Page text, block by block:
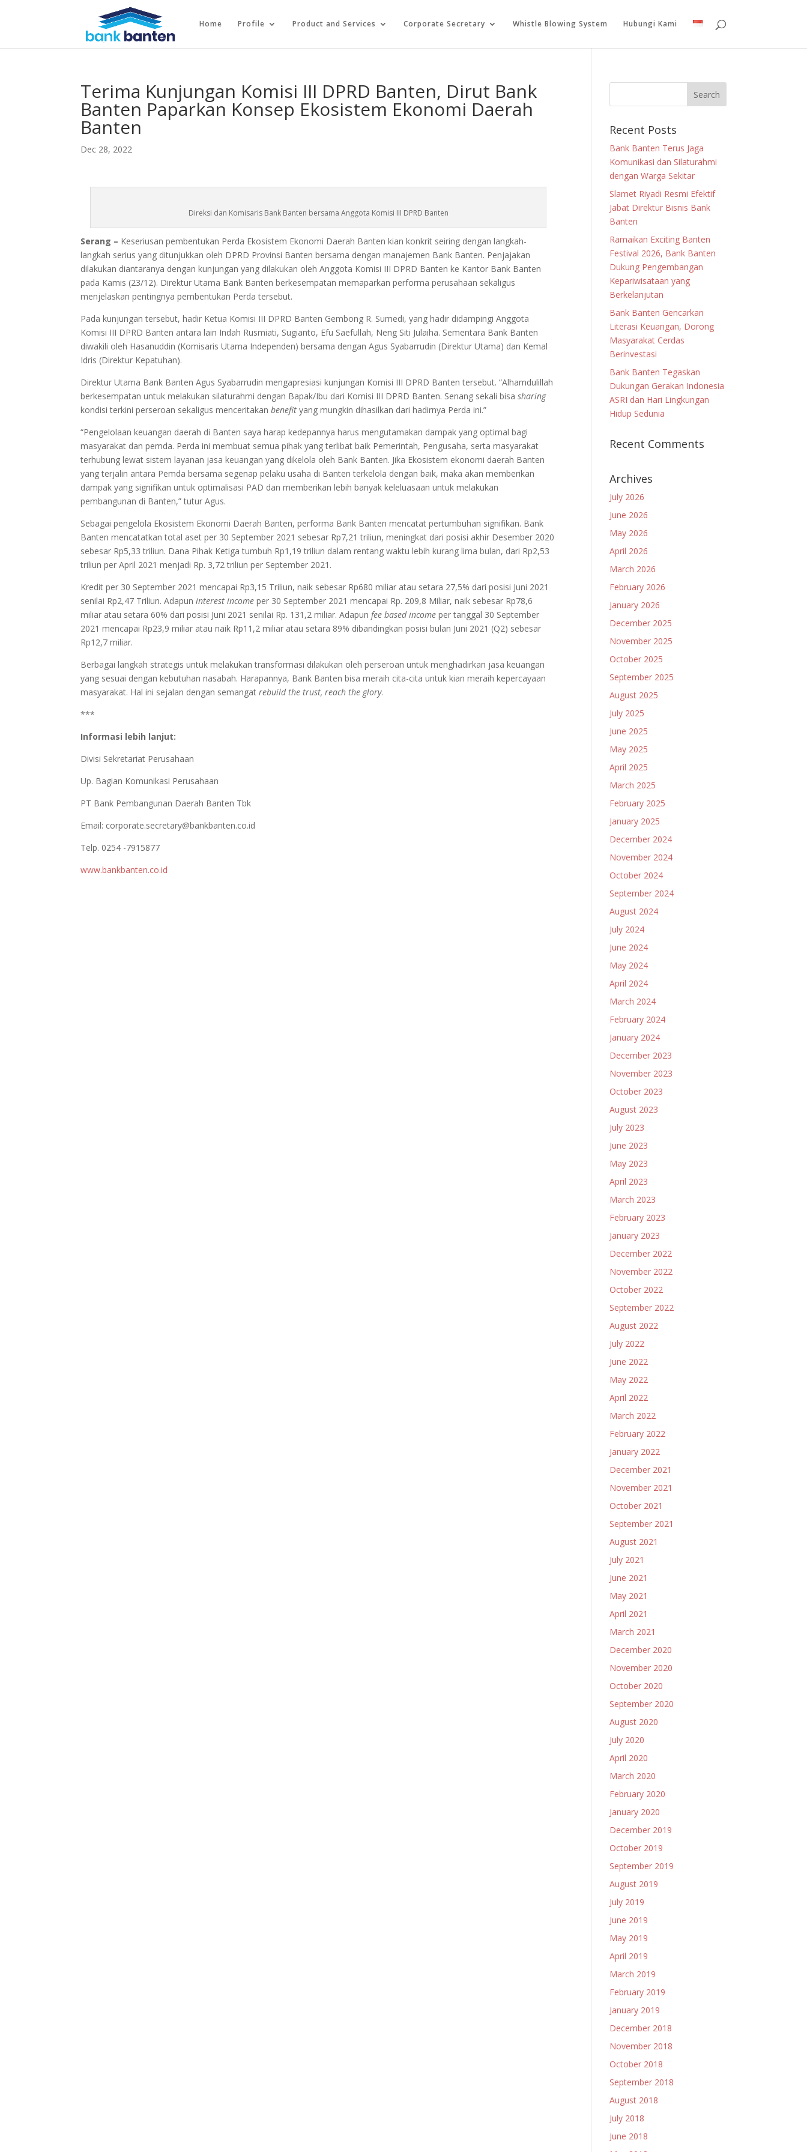
Home Profile Product and Services Corporate Secretary Whistle Blowing System Hubungi Kami
Terima Kunjungan Komisi III DPRD Banten, Dirut Bank
Banten Paparkan Konsep Ekosistem Ekonomi Daerah
Banten
Dec 28, 2022
Direksi dan Komisaris Bank Banten bersama Anggota Komisi III DPRD Banten
Serang – Keseriusan pembentukan Perda Ekosistem Ekonomi Daerah Banten kian konkrit seiring dengan langkah-
langkah serius yang ditunjukkan oleh DPRD Provinsi Banten bersama dengan manajemen Bank Banten. Penjajakan
dilakukan diantaranya dengan kunjungan yang dilakukan oleh Anggota Komisi III DPRD Banten ke Kantor Bank Banten
pada Kamis (23/12). Direktur Utama Bank Banten berkesempatan memaparkan performa perusahaan sekaligus
menjelaskan pentingnya pembentukan Perda tersebut.
Pada kunjungan tersebut, hadir Ketua Komisi III DPRD Banten Gembong R. Sumedi, yang hadir didampingi Anggota
Komisi III DPRD Banten antara lain Indah Rusmiati, Sugianto, Efu Saefullah, Neng Siti Julaiha. Sementara Bank Banten
diwakili oleh Hasanuddin (Komisaris Utama Independen) bersama dengan Agus Syabarrudin (Direktur Utama) dan Kemal
Idris (Direktur Kepatuhan).
Direktur Utama Bank Banten Agus Syabarrudin mengapresiasi kunjungan Komisi III DPRD Banten tersebut. “Alhamdulillah
berkesempatan untuk melakukan silaturahmi dengan Bapak/Ibu dari Komisi III DPRD Banten. Senang sekali bisasharing
kondisi terkini perseroan sekaligus menceritakanbenefit yang mungkin dihasilkan dari hadirnya Perda ini.”
“Pengelolaan keuangan daerah di Banten saya harap kedepannya harus mengutamakan dampak yang optimal bagi
masyarakat dan pemda. Perda ini membuat semua pihak yang terlibat baik Pemerintah, Pengusaha, serta masyarakat
terhubung lewat sistem layanan jasa keuangan yang dikelola oleh Bank Banten. Jika Ekosistem ekonomi daerah Banten
yang terjalin antara Pemda bersama segenap pelaku usaha di Banten terkelola dengan baik, maka akan memberikan
dampak yang signifikan untuk optimalisasi PAD dan memberikan lebih banyak keleluasaan untuk melakukan
pembangunan di Banten,” tutur Agus.
Sebagai pengelola Ekosistem Ekonomi Daerah Banten, performa Bank Banten mencatat pertumbuhan signifikan. Bank
Banten mencatatkan total aset per 30 September 2021 sebesar Rp7,21 triliun, meningkat dari posisi akhir Desember 2020
sebesar Rp5,33 triliun. Dana Pihak Ketiga tumbuh Rp1,19 triliun dalam rentang waktu lebih kurang lima bulan, dari Rp2,53
triliun per April 2021 menjadi Rp. 3,72 triliun per September 2021.
Kredit per 30 September 2021 mencapai Rp3,15 Triliun, naik sebesar Rp680 miliar atau setara 27,5% dari posisi Juni 2021
senilai Rp2,47 Triliun. Adapuninterest income per 30 September 2021 mencapai Rp. 209,8 Miliar, naik sebesar Rp78,6
miliar atau setara 60% dari posisi Juni 2021 senilai Rp. 131,2 miliar. Adapunfee based income per tanggal 30 September
2021 mencapai Rp23,9 miliar atau naik Rp11,2 miliar atau setara 89% dibandingkan posisi bulan Juni 2021 (Q2) sebesar
Rp12,7 miliar.
Berbagai langkah strategis untuk melakukan transformasi dilakukan oleh perseroan untuk menghadirkan jasa keuangan
yang sesuai dengan kebutuhan nasabah. Harapannya, Bank Banten bisa meraih cita-cita untuk kian meraih kepercayaan
masyarakat. Hal ini sejalan dengan semangatrebuild the trust, reach the glory.
***
Informasi lebih lanjut:
Divisi Sekretariat Perusahaan
Up. Bagian Komunikasi Perusahaan
PT Bank Pembangunan Daerah Banten Tbk
Email: corporate.secretary@bankbanten.co.id
Telp. 0254 -7915877
www.bankbanten.co.id
Recent Posts
Bank Banten Terus Jaga
Komunikasi dan Silaturahmi
dengan Warga Sekitar
Slamet Riyadi Resmi Efektif
Jabat Direktur Bisnis Bank
Banten
Ramaikan Exciting Banten
Festival 2026, Bank Banten
Dukung Pengembangan
Kepariwisataan yang
Berkelanjutan
Bank Banten Gencarkan
Literasi Keuangan, Dorong
Masyarakat Cerdas
Berinvestasi
Bank Banten Tegaskan
Dukungan Gerakan Indonesia
ASRI dan Hari Lingkungan
Hidup Sedunia
Recent Comments
Archives
July 2026
June 2026
May 2026
April 2026
March 2026
February 2026
January 2026
December 2025
November 2025
October 2025
September 2025
August 2025
July 2025
June 2025
May 2025
April 2025
March 2025
February 2025
January 2025
December 2024
November 2024
October 2024
September 2024
August 2024
July 2024
June 2024
May 2024
April 2024
March 2024
February 2024
January 2024
December 2023
November 2023
October 2023
August 2023
July 2023
June 2023
May 2023
April 2023
March 2023
February 2023
January 2023
December 2022
November 2022
October 2022
September 2022
August 2022
July 2022
June 2022
May 2022
April 2022
March 2022
February 2022
January 2022
December 2021
November 2021
October 2021
September 2021
August 2021
July 2021
June 2021
May 2021
April 2021
March 2021
December 2020
November 2020
October 2020
September 2020
August 2020
July 2020
April 2020
March 2020
February 2020
January 2020
December 2019
October 2019
September 2019
August 2019
July 2019
June 2019
May 2019
April 2019
March 2019
February 2019
January 2019
December 2018
November 2018
October 2018
September 2018
August 2018
July 2018
June 2018